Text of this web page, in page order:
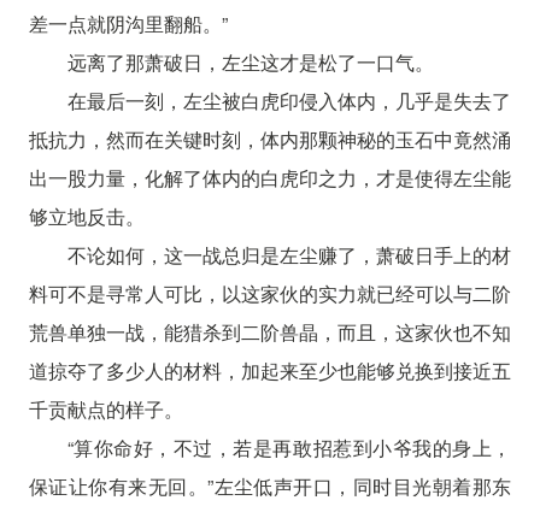
差一点就阴沟里翻船。”
远离了那萧破日，左尘这才是松了一口气。
在最后一刻，左尘被白虎印侵入体内，几乎是失去了
抵抗力，然而在关键时刻，体内那颗神秘的玉石中竟然涌
出一股力量，化解了体内的白虎印之力，才是使得左尘能
够立地反击。
不论如何，这一战总归是左尘赚了，萧破日手上的材
料可不是寻常人可比，以这家伙的实力就已经可以与二阶
荒兽单独一战，能猎杀到二阶兽晶，而且，这家伙也不知
道掠夺了多少人的材料，加起来至少也能够兑换到接近五
千贡献点的样子。
“算你命好，不过，若是再敢招惹到小爷我的身上，
保证让你有来无回。”左尘低声开口，同时目光朝着那东